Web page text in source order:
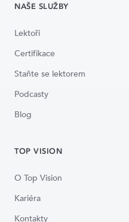
NAŠE SLUŽBY
Lektoři
Certifikace
Staňte se lektorem
Podcasty
Blog
TOP VISION
O Top Vision
Kariéra
Kontakty